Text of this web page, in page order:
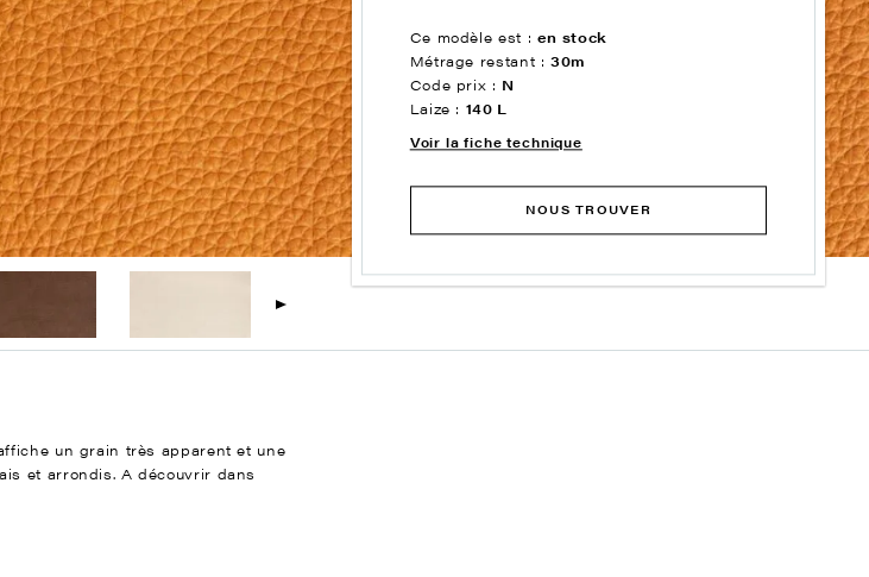
Ce modèle est : en stock
Métrage restant :30m
Code prix : N
Laize : 140 L
Voir la fiche technique
NOUS TROUVER
un grain très apparent et une
et arrondis. A découvrir dans